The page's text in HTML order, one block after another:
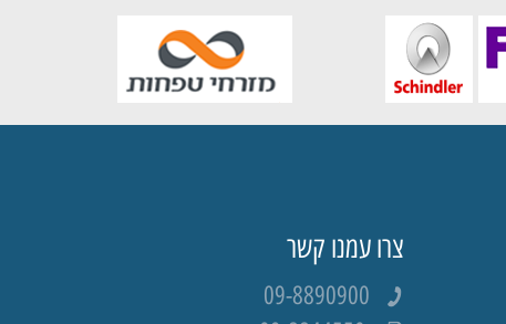
צרו עמנו קשר
09-8890900